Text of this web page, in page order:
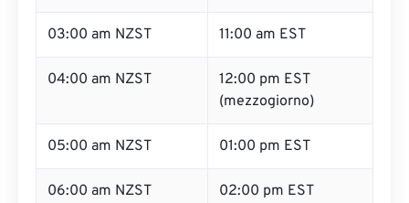
03:00 am NZST 11:00 am EST
04:00 am NZST
12:00 pm EST
(mezzogiorno)
05:00 am NZST 01:00 pm EST
06:00 am NZST 02:00 pm EST